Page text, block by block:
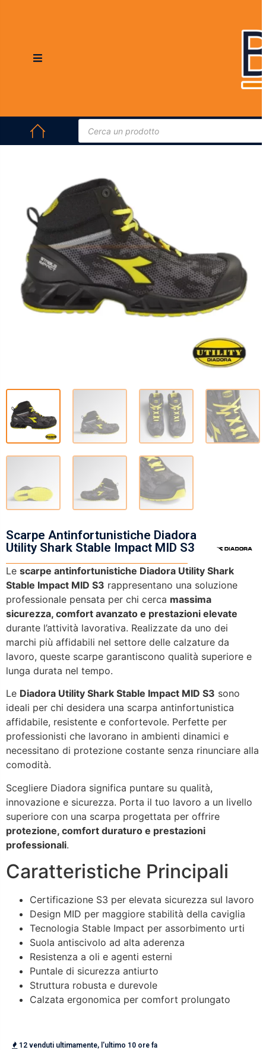
In offerta!
Scarpe Antinfortunistiche Diadora
Utility Shark Stable Impact MID S3
Le scarpe antinfortunistiche Diadora Utility Shark
Stable Impact MID S3 rappresentano una soluzione
professionale pensata per chi cerca massima
sicurezza, comfort avanzato e prestazioni elevate
durante l’attività lavorativa. Realizzate da uno dei
marchi più affidabili nel settore delle calzature da
lavoro, queste scarpe garantiscono qualità superiore e
lunga durata nel tempo.
Le Diadora Utility Shark Stable Impact MID S3 sono
ideali per chi desidera una scarpa antinfortunistica
affidabile, resistente e confortevole. Perfette per
professionisti che lavorano in ambienti dinamici e
necessitano di protezione costante senza rinunciare alla
comodità.
Scegliere Diadora significa puntare su qualità,
innovazione e sicurezza. Porta il tuo lavoro a un livello
superiore con una scarpa progettata per offrire
protezione, comfort duraturo e prestazioni
professionali.
Caratteristiche Principali
Certificazione S3 per elevata sicurezza sul lavoro
Design MID per maggiore stabilità della caviglia
Tecnologia Stable Impact per assorbimento urti
Suola antiscivolo ad alta aderenza
Resistenza a oli e agenti esterni
Puntale di sicurezza antiurto
Struttura robusta e durevole
Calzata ergonomica per comfort prolungato
12 venduti ultimamente, l'ultimo 10 ore fa